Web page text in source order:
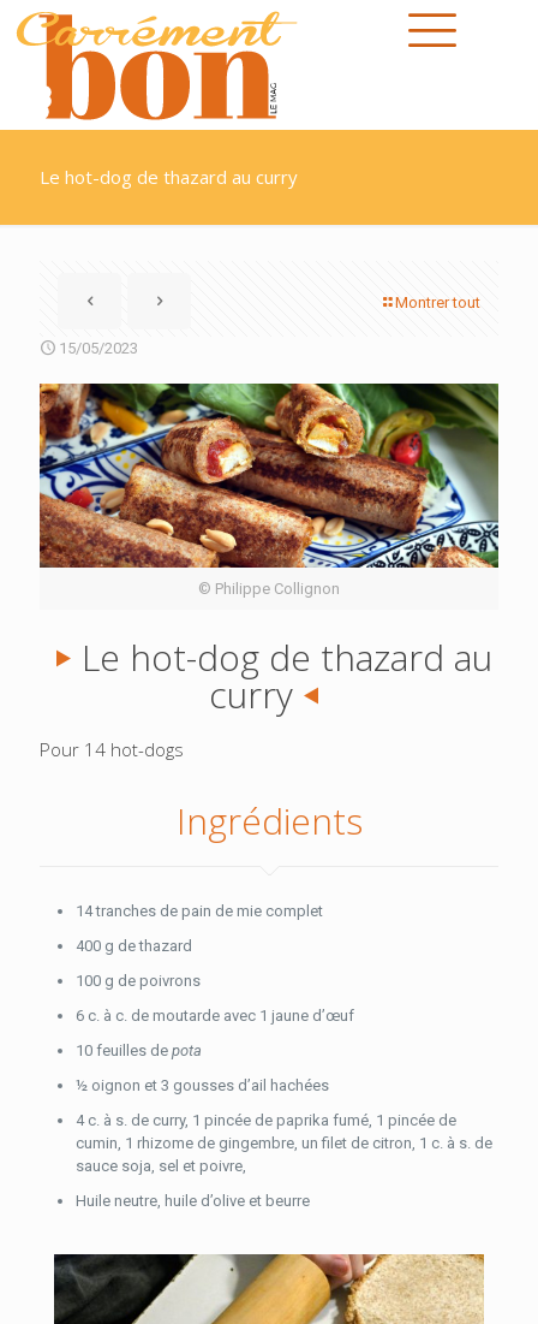
Le hot-dog de thazard au curry
Montrer tout
15/05/2023
© Philippe Collignon
Le hot-dog de thazard au
curry
Pour 14 hot-dogs
Ingrédients
14 tranches de pain de mie complet
400 g de thazard
100 g de poivrons
6 c. à c. de moutarde avec 1 jaune d’œuf
10 feuilles de pota
½ oignon et 3 gousses d’ail hachées
4 c. à s. de curry, 1 pincée de paprika fumé, 1 pincée de
cumin, 1 rhizome de gingembre, un filet de citron, 1 c. à s. de
sauce soja, sel et poivre,
Huile neutre, huile d’olive et beurre